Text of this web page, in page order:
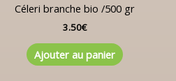
Céleri branche bio /500 gr
3.50€
Ajouter au panier